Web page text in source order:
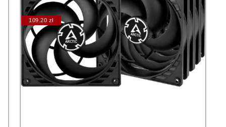
109.20 zł